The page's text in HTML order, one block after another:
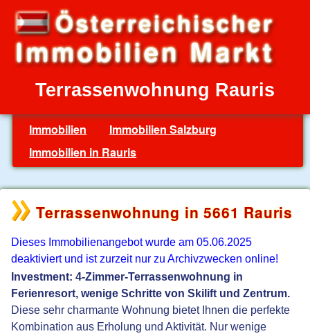
Terrassenwohnung Rauris
Immobilien
Immobilien Salzburg
Immobilien in Rauris
Terrassenwohnung in 5661 Rauris
Dieses Immobilienangebot wurde am 05.06.2025
deaktiviert und ist zurzeit nur zu Archivzwecken online!
Investment: 4-Zimmer-Terrassenwohnung in
Ferienresort, wenige Schritte von Skilift und Zentrum.
Diese sehr charmante Wohnung bietet Ihnen die perfekte
Kombination aus Erholung und Aktivität. Nur wenige